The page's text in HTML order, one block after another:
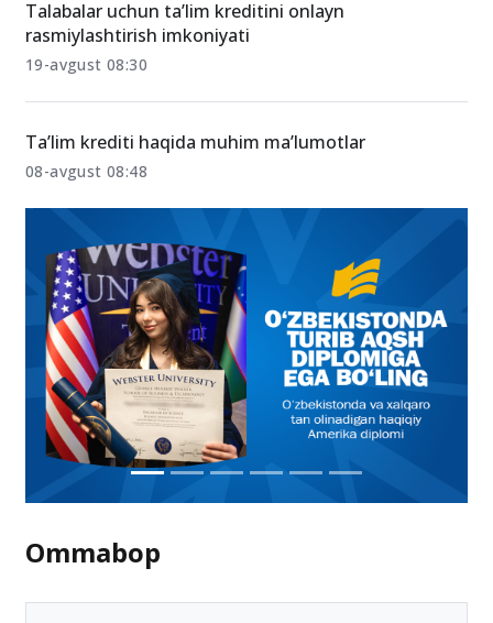
Talabalar uchun ta’lim kreditini onlayn
rasmiylashtirish imkoniyati
19-avgust 08:30
Ta’lim krediti haqida muhim ma’lumotlar
08-avgust 08:48
Ommabop